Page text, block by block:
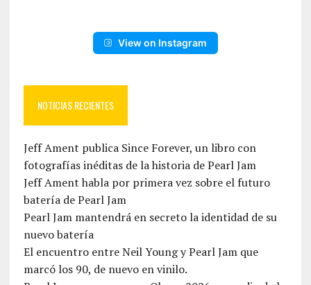
View on Instagram
NOTICIAS RECIENTES
Jeff Ament publica Since Forever, un libro con
fotografías inéditas de la historia de Pearl Jam
Jeff Ament habla por primera vez sobre el futuro
batería de Pearl Jam
Pearl Jam mantendrá en secreto la identidad de su
nuevo batería
El encuentro entre Neil Young y Pearl Jam que
marcó los 90, de nuevo en vinilo.